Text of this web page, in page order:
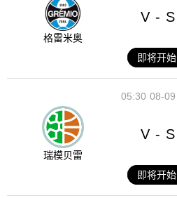
格雷米奥
V - S
即将开始
08-09
05:30
瑞模贝雷
V - S
即将开始